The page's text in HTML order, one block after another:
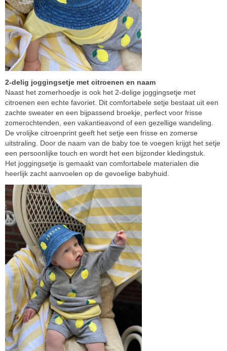
2-delig joggingsetje met citroenen en naam
Naast het zomerhoedje is ook het 2-delige joggingsetje met
citroenen een echte favoriet. Dit comfortabele setje bestaat uit een
zachte sweater en een bijpassend broekje, perfect voor frisse
zomerochtenden, een vakantieavond of een gezellige wandeling.
De vrolijke citroenprint geeft het setje een frisse en zomerse
uitstraling. Door de naam van de baby toe te voegen krijgt het setje
een persoonlijke touch en wordt het een bijzonder kledingstuk.
Het joggingsetje is gemaakt van comfortabele materialen die
heerlijk zacht aanvoelen op de gevoelige babyhuid.